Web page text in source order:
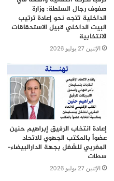
صفوف رجال السلطة: وزارة
الداخلية تتجه نحو إعادة ترتيب
البيت الداخلي قبيل الاستحقاقات
الانتخابية
الإثنين 27 يوليو 2026
إعادة انتخاب الرفيق إبراهيم حنين
عضواً بالمكتب الجهوي للاتحاد
المغربي للشغل بجهة الدارالبيضاء–
سطات
الإثنين 27 يوليو 2026